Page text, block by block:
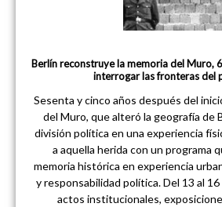
Berlín reconstruye la memoria del Muro,
interrogar las fronteras del
Sesenta y cinco años después del
del Muro, que alteró la geografía de
división política en una experiencia
a aquella herida con un programa
memoria histórica en experiencia
y responsabilidad política. Del 13 al
actos institucionales,